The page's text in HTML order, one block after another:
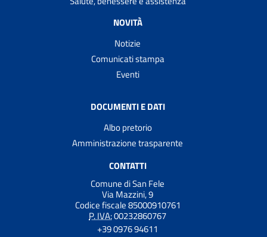
NOVITÀ
Notizie
Comunicati stampa
Eventi
DOCUMENTI E DATI
Albo pretorio
Amministrazione trasparente
CONTATTI
Comune di San Fele
Via Mazzini, 9
Codice fiscale 85000910761
P. IVA:00232860767
+39 0976 94611